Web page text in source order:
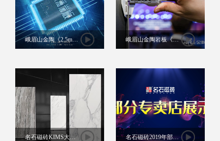
峨眉山金陶《2.5mm
芯薄岩板》发布现场
峨眉山金陶岩板《产
品设计解密》现场
名石磁砖KIMS大板
名石磁砖2019年部分